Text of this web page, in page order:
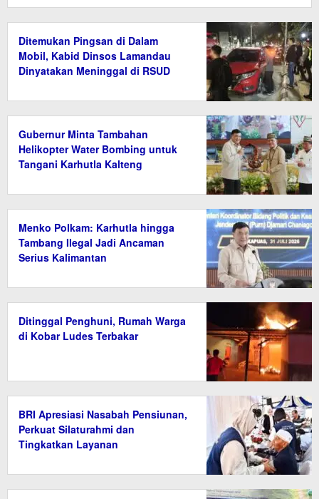
Ditemukan Pingsan di Dalam
Mobil, Kabid Dinsos Lamandau
Dinyatakan Meninggal di RSUD
Gubernur Minta Tambahan
Helikopter Water Bombing untuk
Tangani Karhutla Kalteng
Menko Polkam: Karhutla hingga
Tambang Ilegal Jadi Ancaman
Serius Kalimantan
Ditinggal Penghuni, Rumah Warga
di Kobar Ludes Terbakar
BRI Apresiasi Nasabah Pensiunan,
Perkuat Silaturahmi dan
Tingkatkan Layanan